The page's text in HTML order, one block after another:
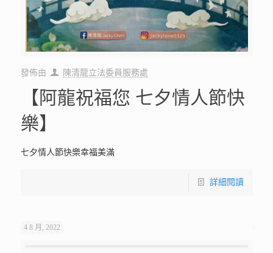
發佈由 陳清龍立法委員服務處
【阿龍祝福您 七夕情人節快
樂】
七夕情人節快樂幸福美滿
詳細閱讀
4 8 月, 2022